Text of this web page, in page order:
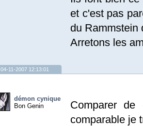
et c'est pas
du Rammstein
Arretons les
04-11-2007 12:13:01
démon cynique
Bon Genin
Comparer
comparable je